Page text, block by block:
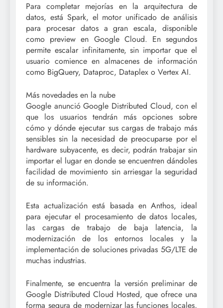
Para completar mejorías en la arquitectura de
datos, está Spark, el motor unificado de análisis
para procesar datos a gran escala, disponible
como preview en Google Cloud. En segundos
permite escalar infinitamente, sin importar que el
usuario comience en almacenes de información
como BigQuery, Dataproc, Dataplex o Vertex AI.
Más novedades en la nube
Google anunció Google Distributed Cloud, con el
que los usuarios tendrán más opciones sobre
cómo y dónde ejecutar sus cargas de trabajo más
sensibles sin la necesidad de preocuparse por el
hardware subyacente, es decir, podrán trabajar sin
importar el lugar en donde se encuentren dándoles
facilidad de movimiento sin arriesgar la seguridad
de su información.
Esta actualización está basada en Anthos, ideal
para ejecutar el procesamiento de datos locales,
las cargas de trabajo de baja latencia, la
modernización de los entornos locales y la
implementación de soluciones privadas 5G/LTE de
muchas industrias.
Finalmente, se encuentra la versión preliminar de
Google Distributed Cloud Hosted, que ofrece una
forma segura de modernizar las funciones locales,